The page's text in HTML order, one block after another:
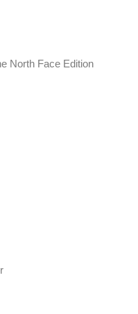
North Face Edition